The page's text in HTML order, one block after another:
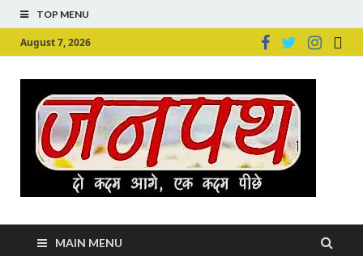
TOP MENU
August 7, 2026
MAIN MENU